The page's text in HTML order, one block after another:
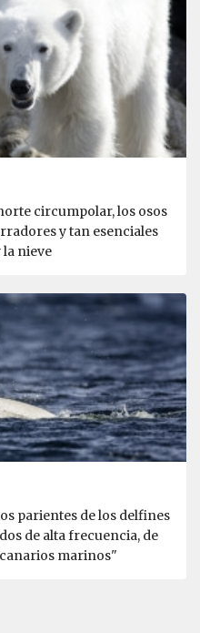
circumpolar, los osos
y tan esenciales
la nieve
parientes de los delfines
de alta frecuencia, de
marinos"